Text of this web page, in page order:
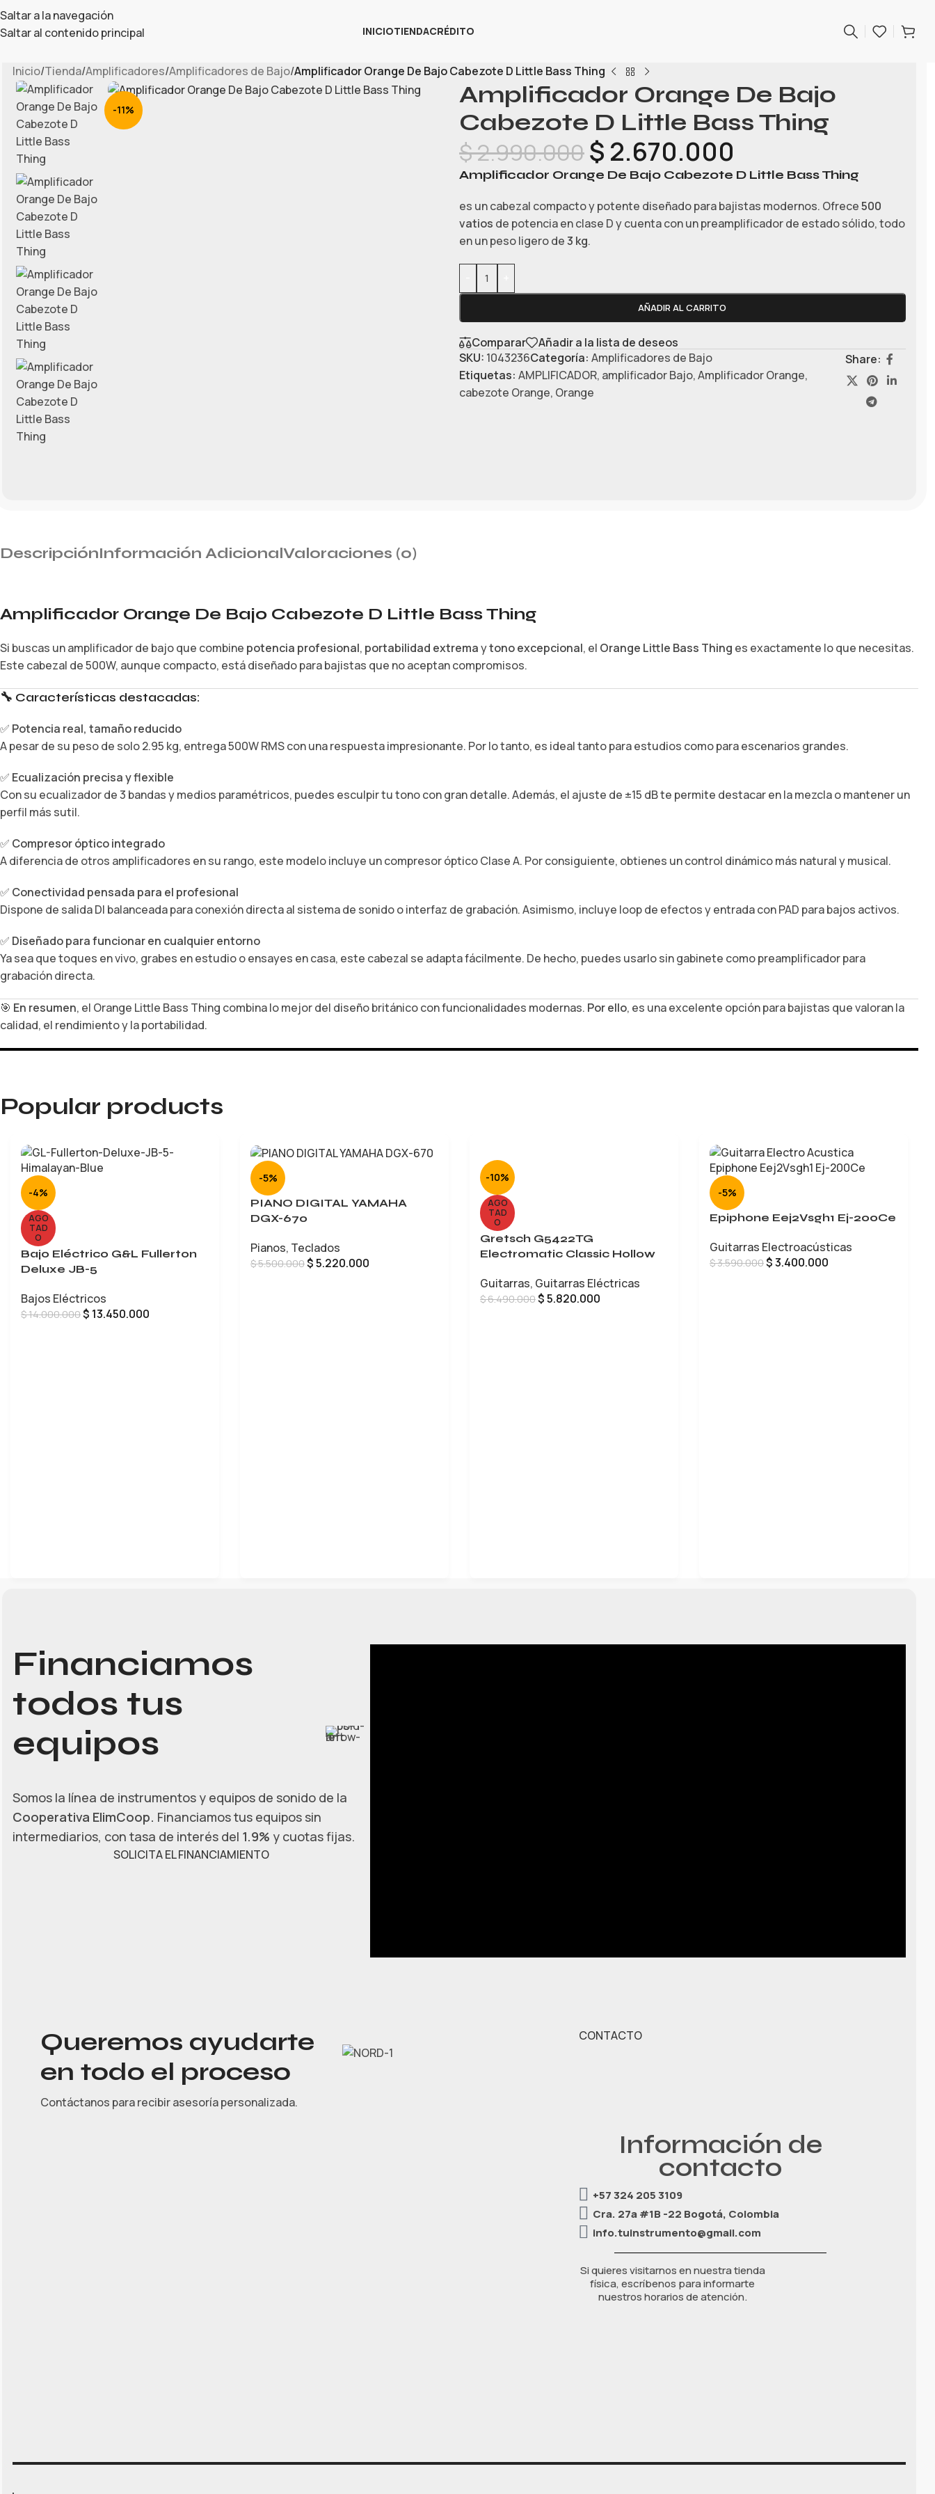
Saltar a la navegación
Saltar al contenido principal
INICIOTIENDACRÉDITO
Inicio/Tienda/Amplificadores/Amplificadores de Bajo/Amplificador Orange De Bajo Cabezote D Little Bass Thing
-11%
Amplificador Orange De Bajo
Cabezote D Little Bass Thing
$2.990.000$ 2.670.000
Amplificador Orange De Bajo Cabezote D Little Bass Thing
es un cabezal compacto y potente diseñado para bajistas modernos. Ofrece500
vatios de potencia en clase D y cuenta con un preamplificador de estado sólido, todo
en un peso ligero de3 kg.
AÑADIR AL CARRITO
Comparar
Añadir a la lista de deseos
SKU: 1043236Categoría: Amplificadores de Bajo
Etiquetas: AMPLIFICADOR, amplificador Bajo,Amplificador Orange,
cabezote Orange, Orange
Share:
DescripciónInformación AdicionalValoraciones (0)
Amplificador Orange De Bajo Cabezote D Little Bass Thing
Si buscas un amplificador de bajo que combine potencia profesional, portabilidad extremaytono excepcional, el Orange Little Bass Thing es exactamente lo que necesitas.
Este cabezal de 500W, aunque compacto, está diseñado para bajistas que no aceptan compromisos.
🔧 Características destacadas:
✅ Potencia real, tamaño reducido
A pesar de su peso de solo 2.95 kg, entrega 500W RMS con una respuesta impresionante. Por lo tanto, es ideal tanto para estudios como para escenarios grandes.
✅ Ecualización precisa y flexible
Con su ecualizador de 3 bandas y medios paramétricos, puedes esculpir tu tono con gran detalle. Además, el ajuste de ±15 dB te permite destacar en la mezcla o mantener un
perfil más sutil.
✅ Compresor óptico integrado
A diferencia de otros amplificadores en su rango, este modelo incluye un compresor óptico Clase A. Por consiguiente, obtienes un control dinámico más natural y musical.
✅ Conectividad pensada para el profesional
Dispone de salida DI balanceada para conexión directa al sistema de sonido o interfaz de grabación. Asimismo, incluye loop de efectos y entrada con PAD para bajos activos.
✅ Diseñado para funcionar en cualquier entorno
Ya sea que toques en vivo, grabes en estudio o ensayes en casa, este cabezal se adapta fácilmente. De hecho, puedes usarlo sin gabinete como preamplificador para
grabación directa.
🎯 En resumen, el Orange Little Bass Thing combina lo mejor del diseño británico con funcionalidades modernas. Por ello, es una excelente opción para bajistas que valoran la
calidad, el rendimiento y la portabilidad.
Popular products
-4%
AGO
TAD
O
Bajo Eléctrico G&L Fullerton
Deluxe JB-5
Bajos Eléctricos
$14.000.000$ 13.450.000
-5%
PIANO DIGITAL YAMAHA
DGX-670
Pianos, Teclados
$5.500.000$5.220.000
-10%
AGO
TAD
O
Gretsch G5422TG
Electromatic Classic Hollow
Guitarras, Guitarras Eléctricas
$6.490.000$5.820.000
-5%
Epiphone Eej2Vsgh1 Ej-200Ce
Guitarras Electroacústicas
$3.590.000$3.400.000
Financiamos
todos tus
equipos
Somos la línea de instrumentos y equipos de sonido de la
Cooperativa ElimCoop. Financiamos tus equipos sin
intermediarios, con tasa de interés del 1.9% y cuotas fijas.
SOLICITA EL FINANCIAMIENTO
Queremos ayudarte
en todo el proceso
Contáctanos para recibir asesoría personalizada.
CONTACTO
Información de
contacto
+57 324 205 3109
Cra. 27a #1B -22 Bogotá, Colombia
info.tuinstrumento@gmail.com
Si quieres visitarnos en nuestra tienda
física, escríbenos para informarte
nuestros horarios de atención.